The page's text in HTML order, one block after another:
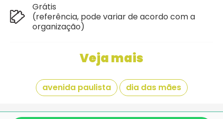
Grátis
(referência, pode variar de acordo com a
organização)
Veja mais
avenida paulista dia das mães
Giraí é mais um projeto criado com pela equipe